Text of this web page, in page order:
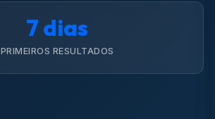
7 dias
PRIMEIROS RESULTADOS